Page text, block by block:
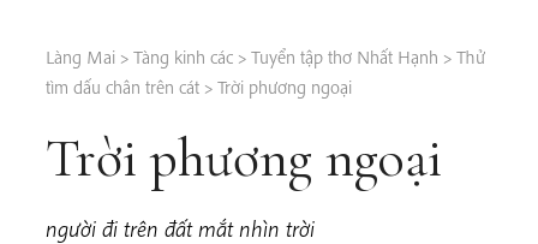
Làng Mai > Tàng kinh các > Tuyển tập thơ Nhất Hạnh > Thử
tìm dấu chân trên cát > Trời phương ngoại
Trời phương ngoại
người đi trên đất mắt nhìn trời